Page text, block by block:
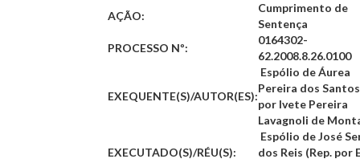
AÇÃO:
Cumprimento de
Sentença
PROCESSO Nº:
0164302-
62.2008.8.26.0100
EXEQUENTE(S)/AUTOR(ES):
Espólio de Áurea
Pereira dos
por Ivete Pereira
Lavagnoli de
EXECUTADO(S)/RÉU(S):
Espólio de José
dos Reis (Rep. por